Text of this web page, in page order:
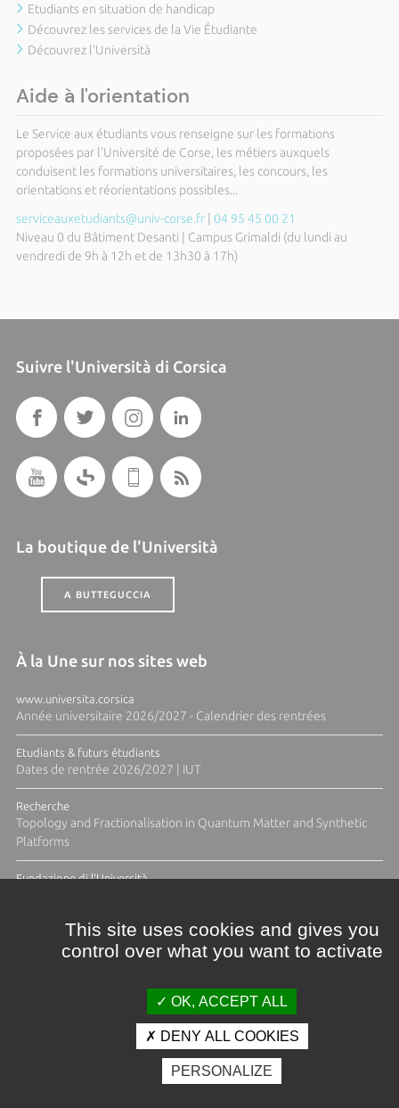
Etudiants en situation de handicap
Découvrez les services de la Vie Étudiante
Découvrez l'Università
Aide à l'orientation
Le Service aux étudiants vous renseigne sur les formations
proposées par l'Université de Corse, les métiers auxquels
conduisent les formations universitaires, les concours, les
orientations et réorientations possibles...
serviceauxetudiants@univ-corse.fr| 04 95 45 00 21
Niveau 0 du Bâtiment Desanti | Campus Grimaldi (du lundi au
vendredi de 9h à 12h et de 13h30 à 17h)
Suivre l'Università di Corsica
La boutique de l'Università
A BUTTEGUCCIA
À la Une sur nos sites web
www.universita.corsica
Année universitaire 2026/2027 - Calendrier des rentrées
Etudiants & futurs étudiants
Dates de rentrée 2026/2027 | IUT
Recherche
Topology and Fractionalisation in Quantum Matter and Synthetic
Platforms
Fundazione di l'Università
Crédits et mentions légales
Espace presse
Photothèque
This site uses cookies and gives you
control over what you want to activate
OK, ACCEPT ALL
DENY ALL COOKIES
PERSONALIZE